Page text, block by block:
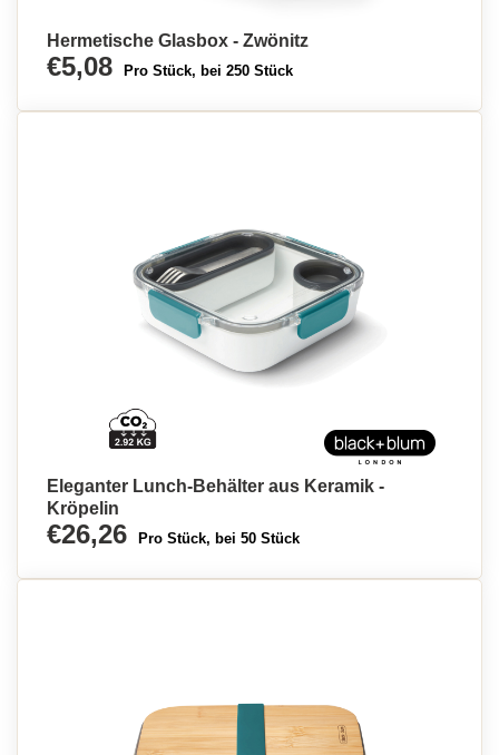
Hermetische Glasbox - Zwönitz
€5,08 Pro Stück, bei 250 Stück
Eleganter Lunch-Behälter aus Keramik -
Kröpelin
€26,26 Pro Stück, bei 50 Stück